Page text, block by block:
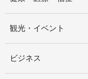
観光・イベント
ビジネス